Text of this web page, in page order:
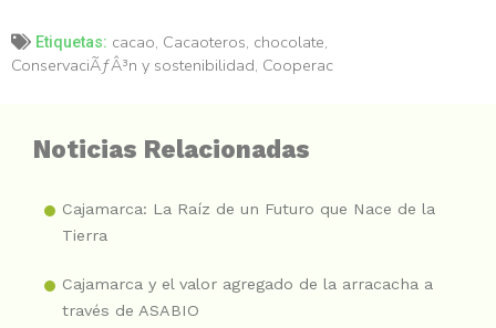
Etiquetas: cacao, Cacaoteros, chocolate,
ConservaciÃƒÂ³n y sostenibilidad, Cooperac
Noticias Relacionadas
Cajamarca: La Raíz de un Futuro que Nace de la
Tierra
Cajamarca y el valor agregado de la arracacha a
través de ASABIO